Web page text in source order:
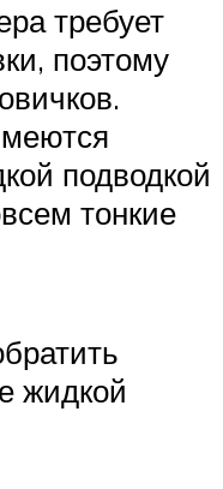
требует
поэтому
подводкой
тонкие
жидкой